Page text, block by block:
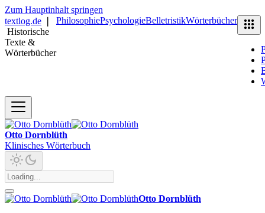
Zum Hauptinhalt springen
textlog.de
Historische
Texte &
Wörterbücher
PhilosophiePsychologieBelletristikWörterbücher
Otto Dornblüth
Klinisches Wörterbuch
Otto Dornblüth